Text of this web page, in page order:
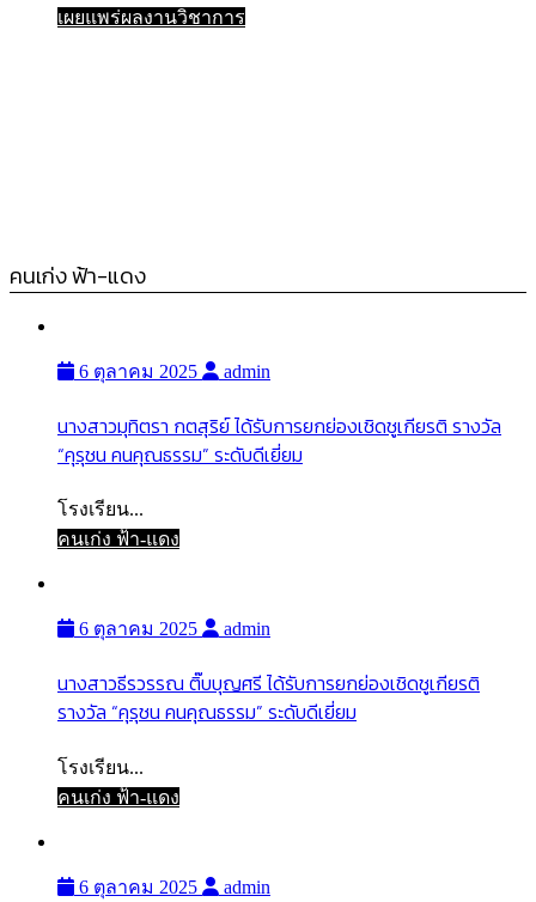
เผยแพร่ผลงานวิชาการ
คนเก่ง ฟ้า-แดง
6 ตุลาคม 2025 admin
นางสาวมุทิตรา กตสุริย์ ได้รับการยกย่องเชิดชูเกียรติ รางวัล
“คุรุชน คนคุณธรรม” ระดับดีเยี่ยม
โรงเรียน...
คนเก่ง ฟ้า-แดง
6 ตุลาคม 2025 admin
นางสาวธีรวรรณ ติ๊บบุญศรี ได้รับการยกย่องเชิดชูเกียรติ
รางวัล “คุรุชน คนคุณธรรม” ระดับดีเยี่ยม
โรงเรียน...
คนเก่ง ฟ้า-แดง
6 ตุลาคม 2025 admin